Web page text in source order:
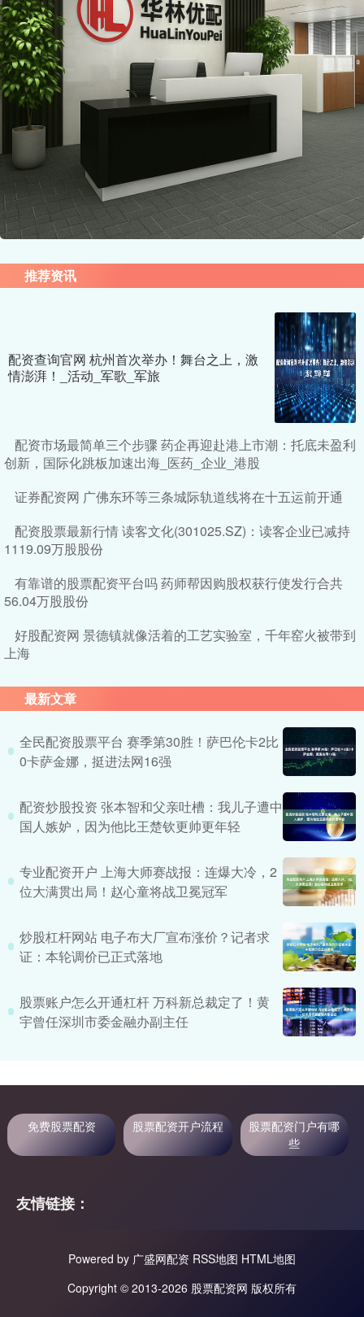
推荐资讯
配资查询官网 杭州首次举办！舞台之上，激
情澎湃！_活动_军歌_军旅
配资市场最简单三个步骤 药企再迎赴港上市潮：托底未盈利
创新，国际化跳板加速出海_医药_企业_港股
证券配资网 广佛东环等三条城际轨道线将在十五运前开通
配资股票最新行情 读客文化(301025.SZ)：读客企业已减持
1119.09万股股份
有靠谱的股票配资平台吗 药师帮因购股权获行使发行合共
56.04万股股份
好股配资网 景德镇就像活着的工艺实验室，千年窑火被带到
上海
最新文章
全民配资股票平台 赛季第30胜！萨巴伦卡2比
0卡萨金娜，挺进法网16强
配资炒股投资 张本智和父亲吐槽：我儿子遭中
国人嫉妒，因为他比王楚钦更帅更年轻
专业配资开户 上海大师赛战报：连爆大冷，2
位大满贯出局！赵心童将战卫冕冠军
炒股杠杆网站 电子布大厂宣布涨价？记者求
证：本轮调价已正式落地
股票账户怎么开通杠杆 万科新总裁定了！黄
宇曾任深圳市委金融办副主任
免费股票配资 股票配资开户流程
股票配资门户有哪
些
友情链接：
Powered by 广盛网配资 RSS地图 HTML地图
Copyright © 2013-2026 股票配资网 版权所有